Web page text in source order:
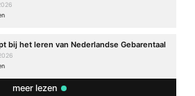
bij het leren van Nederlandse Gebarentaal
meer lezen